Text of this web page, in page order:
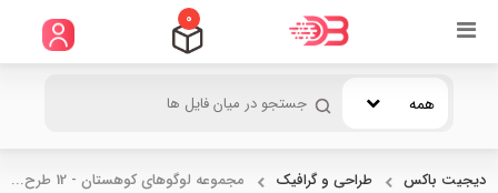
0
همه
دیجیت باکس طراحی و گرافیک مجموعه لوگوهای کوهستان - 12 طرح...